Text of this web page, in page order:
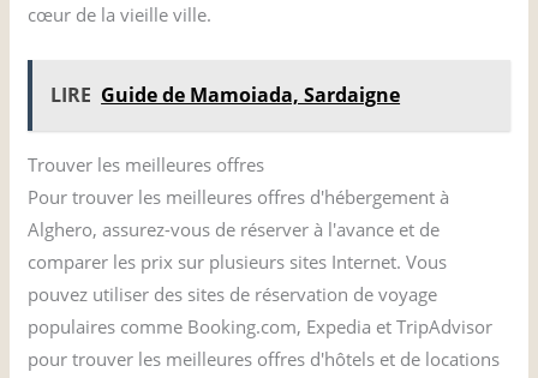
cœur de la vieille ville.
LIRE Guide de Mamoiada, Sardaigne
Trouver les meilleures offres
Pour trouver les meilleures offres d'hébergement à
Alghero, assurez-vous de réserver à l'avance et de
comparer les prix sur plusieurs sites Internet. Vous
pouvez utiliser des sites de réservation de voyage
populaires comme Booking.com, Expedia et TripAdvisor
pour trouver les meilleures offres d'hôtels et de locations